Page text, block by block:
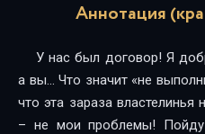
Аннотация
У нас был договор! Я
а вы… Что значит «не
что эта зараза
– не мои проблемы! Пойду